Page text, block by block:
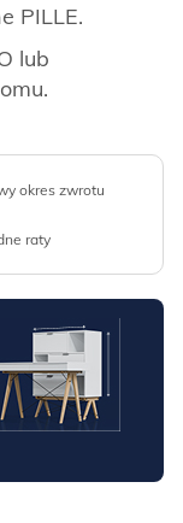
PILLE.
lub
okres zwrotu
raty